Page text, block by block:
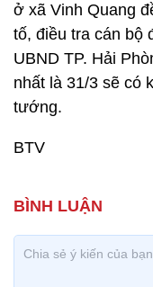
ở xã Vinh Quang
tố, điều tra cán bộ
UBND TP. Hải
nhất là 31/3 sẽ có
tướng.
BTV